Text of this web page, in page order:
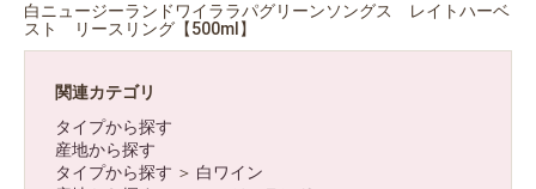
白ニュージーランドワイララパグリーンソングス レイトハーベ
スト リースリング【500ml】
関連カテゴリ
タイプから探す
産地から探す
タイプから探す ＞ 白ワイン